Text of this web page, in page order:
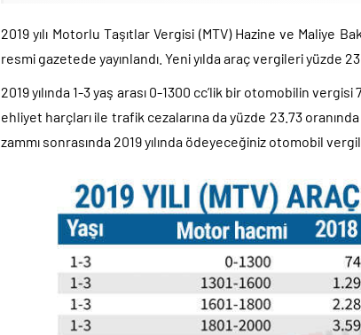
2019 yılı Motorlu Taşıtlar Vergisi (MTV) Hazine ve Maliye
resmi gazetede yayınlandı. Yeni yılda araç vergileri yüzde
2019 yılında 1-3 yaş arası 0-1300 cc’lik bir otomobilin vergisi
ehliyet harçları ile trafik cezalarına da yüzde 23.73
zammı sonrasında 2019 yılında ödeyeceğiniz otomobil